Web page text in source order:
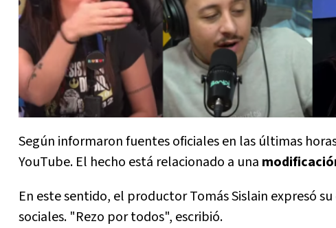
Según informaron fuentes oficiales en las últimas
YouTube. El hecho está relacionado a una
En este sentido, el productor Tomás Sislain expresó
sociales. "Rezo por todos", escribió.